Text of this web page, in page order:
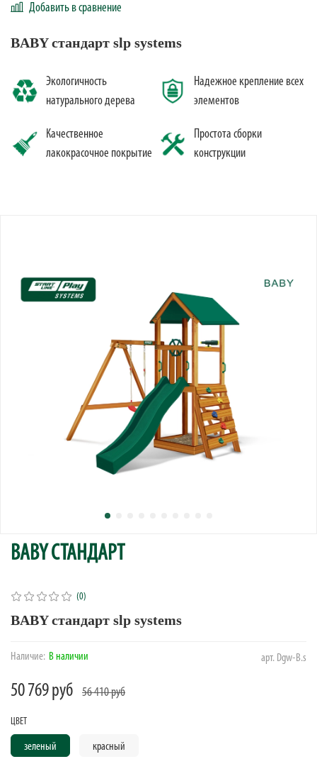
Добавить в сравнение
BABY стандарт slp systems
Экологичность
натурального дерева
Надежное крепление всех
элементов
Качественное
лакокрасочное покрытие
Простота сборки
конструкции
(0)
арт. Dgw-B.s
Наличие: В наличии
BABY СТАНДАРТ
50 769 руб 56 410 руб
ЦВЕТ
зеленый красный
BABY стандарт slp systems